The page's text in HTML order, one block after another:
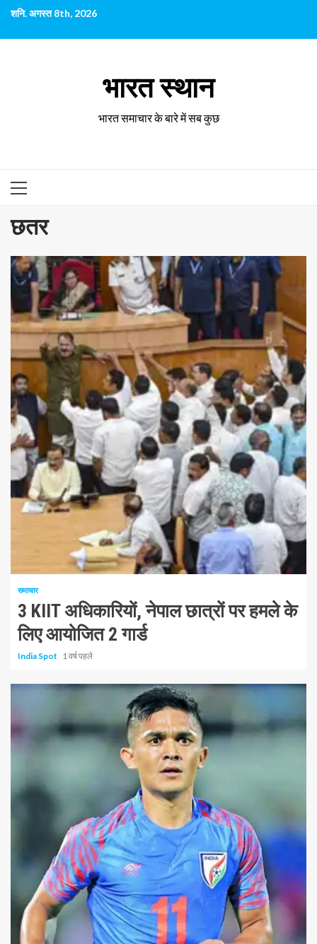
छोड़कर
पर
शनि. अगस्त 8th, 2026
भारत स्थान
भारत समाचार के बारे में सब कुछ
प्राथमिक
छतर
1 न्यूनतम पढ़ा
समाचार
3 KIIT अधिकारियों, नेपाल छात्रों पर हमले के
लिए आयोजित 2 गार्ड
India Spot 1 वर्ष पहले